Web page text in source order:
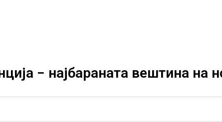
− најбараната вештина на